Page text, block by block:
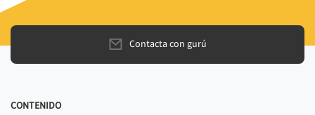
Contacta con gurú
CONTENIDO